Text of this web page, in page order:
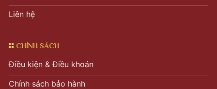
Liên hệ
CHÍNH SÁCH
Điều kiện & Điều khoản
Chính sách bảo hành